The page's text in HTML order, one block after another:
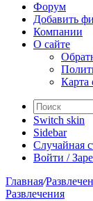
Форум
Добавить
Компании
О сайте
Карта
Switch skin
Sidebar
Случайная
Войти /
Главная/
Развлечения